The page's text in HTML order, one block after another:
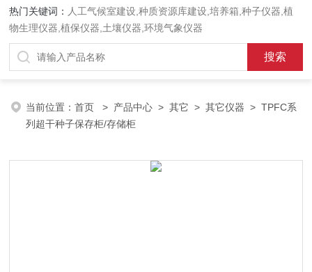
热门关键词： 人工气候室建设,种质资源库建设,培养箱,种子仪器,植
物生理仪器,植保仪器,土壤仪器,环境气象仪器
当前位置：首页 > 产品中心 >其它 >其它仪器 > TPFC系
列超干种子保存柜/存储柜